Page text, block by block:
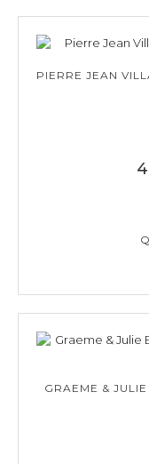
PIERRE JEAN
GRAEME &